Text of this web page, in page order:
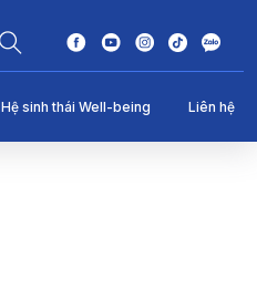
Hệ sinh thái Well-being Liên hệ